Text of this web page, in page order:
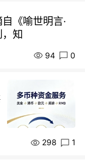
《喻世明言·
知
94 0
298 1